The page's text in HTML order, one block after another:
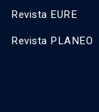
Revista EURE
Revista PLANEO